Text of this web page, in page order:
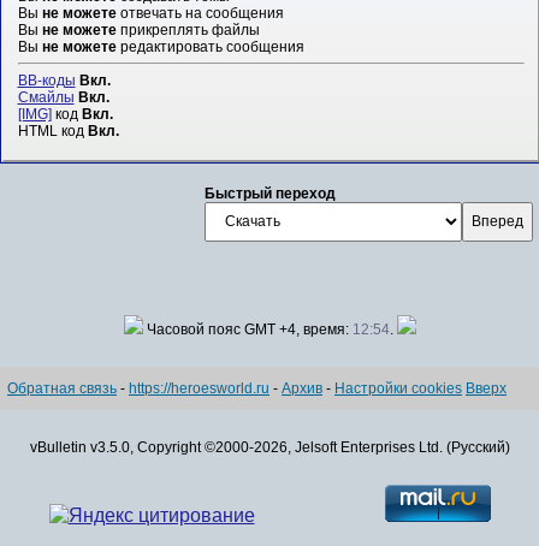
Вы не можетеотвечать на сообщения
Вы не можетеприкреплять файлы
Вы не можетередактировать сообщения
BB-коды Вкл.
Смайлы Вкл.
[IMG] код Вкл.
HTML код Вкл.
Быстрый переход
Часовой пояс GMT +4, время: 12:54.
Обратная связь - https://heroesworld.ru - Архив - Настройки cookies Вверх
vBulletin v3.5.0, Copyright ©2000-2026, Jelsoft Enterprises Ltd. (Русский)